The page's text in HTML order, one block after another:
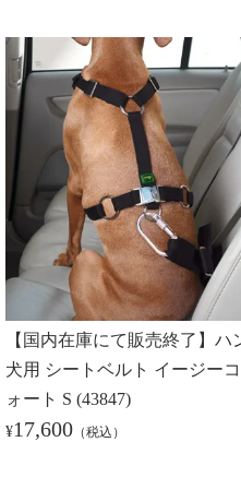
【国内在庫にて販売終了】ハ
犬用 シートベルト イージー
ォート S (43847)
¥17,600 （税込）